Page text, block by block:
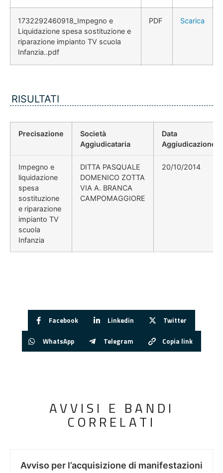
1732292460918_Impegno e
Liquidazione spesa sostituzione e
riparazione impianto TV scuola
Infanzia..pdf
PDF Scarica
RISULTATI
Precisazione
Società
Aggiudicataria
Data
Aggiudicazione
Impegno e
liquidazione
spesa
sostituzione
e riparazione
impianto TV
scuola
Infanzia
DITTA PASQUALE
DOMENICO ZOTTA
VIA A. BRANCA
CAMPOMAGGIORE
20/10/2014
Facebook Linkedin Twitter
WhatsApp Telegram Copia link
AVVISI E BANDI
CORRELATI
Avviso per l’acquisizione di manifestazioni